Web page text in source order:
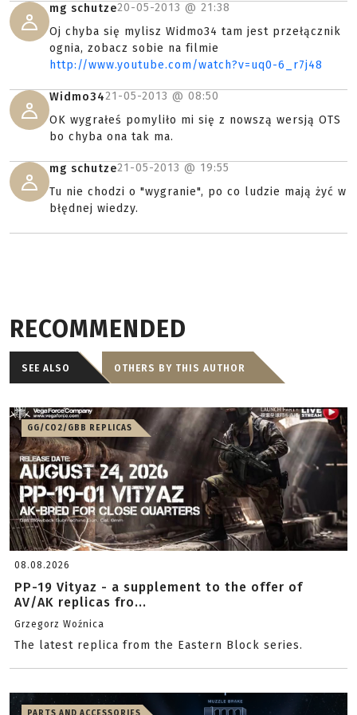
mg schutze20-05-2013 @ 21:38
Oj chyba się mylisz Widmo34 tam jest przełącznik
ognia, zobacz sobie na filmie
http://www.youtube.com/watch?v=uq0-6_r7j48
Widmo3421-05-2013 @ 08:50
OK wygrałeś pomyliło mi się z nowszą wersją OTS
bo chyba ona tak ma.
mg schutze21-05-2013 @ 19:55
Tu nie chodzi o "wygranie", po co ludzie mają żyć w
błędnej wiedzy.
RECOMMENDED
SEE ALSO OTHERS BY THIS AUTHOR
GG/CO2/GBB REPLICAS
08.08.2026
PP-19 Vityaz - a supplement to the offer of
AV/AK replicas fro...
Grzegorz Woźnica
The latest replica from the Eastern Block series.